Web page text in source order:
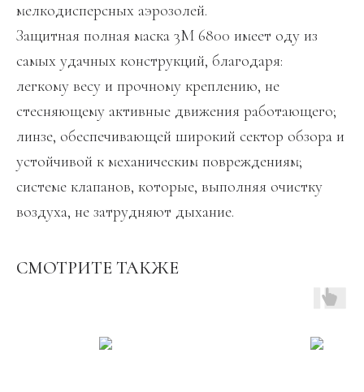
мелкодисперсных аэрозолей.
Защитная полная маска 3М 6800 имеет оду из
самых удачных конструкций, благодаря:
легкому весу и прочному креплению, не
стесняющему активные движения работающего;
линзе, обеспечивающей широкий сектор обзора и
устойчивой к механическим повреждениям;
системе клапанов, которые, выполняя очистку
воздуха, не затрудняют дыхание.
СМОТРИТЕ ТАКЖЕ